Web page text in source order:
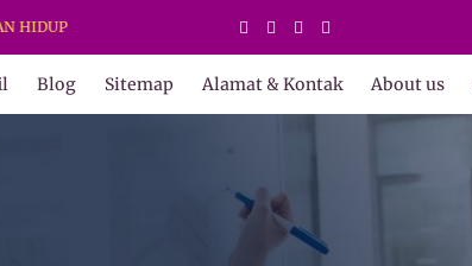
Blog Sitemap Alamat & Kontak About us